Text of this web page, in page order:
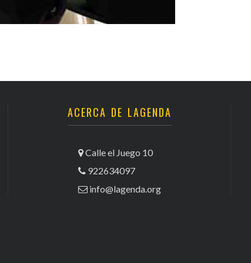
ACERCA DE LAGENDA
Calle el Juego 10
922634097
info@lagenda.org